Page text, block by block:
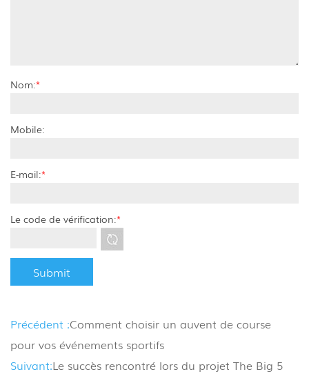
Nom:*
Mobile:
E-mail:*
Le code de vérification:*
Précédent :Comment choisir un auvent de course
pour vos événements sportifs
Suivant:Le succès rencontré lors du projet The Big 5